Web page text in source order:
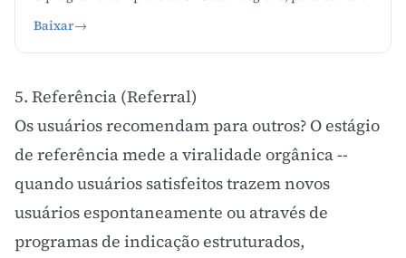
Baixar→
5. Referência (Referral)
Os usuários recomendam para outros? O estágio
de referência mede a viralidade orgânica --
quando usuários satisfeitos trazem novos
usuários espontaneamente ou através de
programas de indicação estruturados,